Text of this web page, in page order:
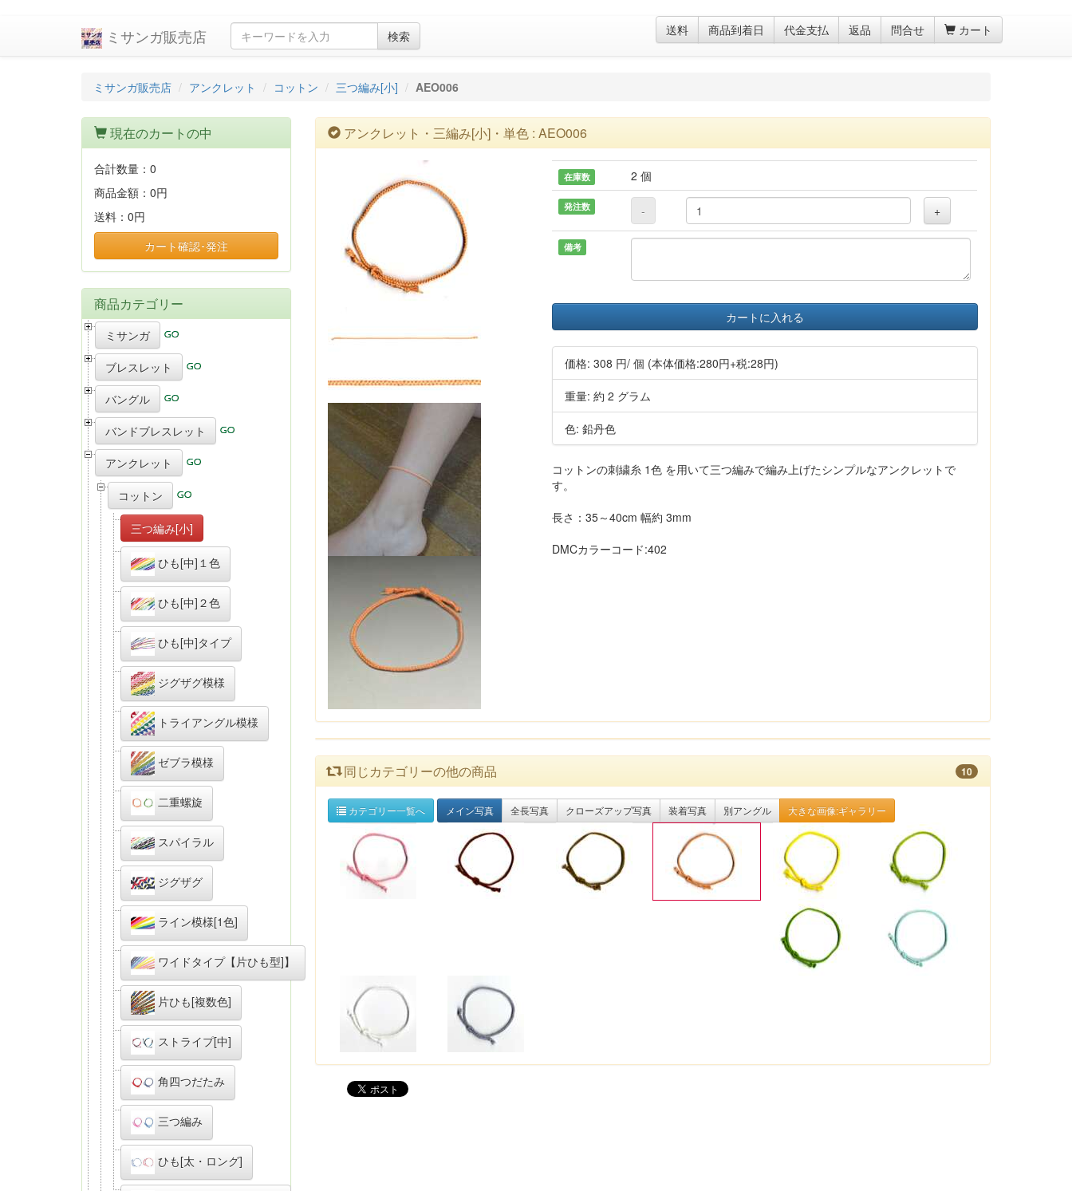
ミサンガ販売店 検索 送料 商品到着日 代金支払 返品 問合せ カート
ミサンガ販売店 アンクレット コットン 三つ編み[小] AEO006
アンクレット・三編み[小]・単色 : AEO006
在庫数 2 個
発注数 - +
備考
カートに入れる
価格:308 円/ 個 (本体価格:280円+税:28円)
重量: 約 2 グラム
色: 鉛丹色
コットンの刺繍糸 1色 を用いて三つ編みで編み上げたシンプルなアンクレットで
す。
長さ：35～40cm 幅約 3mm
DMCカラーコード:402
同じカテゴリーの他の商品 10
カテゴリー一覧へ メイン写真 全長写真 クローズアップ写真 装着写真 別アングル 大きな画像:ギャラリー
現在のカートの中
合計数量： 0
商品金額： 0円
送料： 0円
カート確認･発注
商品カテゴリー
ミサンガ
ブレスレット
バングル
バンドブレスレット
アンクレット
コットン
三つ編み[小]
ひも[中]１色
ひも[中]２色
ひも[中]タイプ
ジグザグ模様
トライアングル模様
ゼブラ模様
二重螺旋
スパイラル
ジグザグ
ライン模様[1色]
ワイドタイプ【片ひも型]】
片ひも[複数色]
ストライプ[中]
角四つだたみ
三つ編み
ひも[太・ロング]